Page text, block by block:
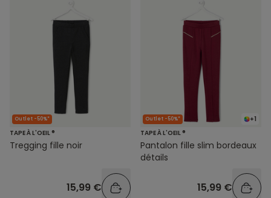
Outlet -50%*
TAPE À L'OEIL ®
Tregging fille noir
15,99 €
+1
Outlet -50%*
TAPE À L'OEIL ®
Pantalon fille slim bordeaux
détails
15,99 €